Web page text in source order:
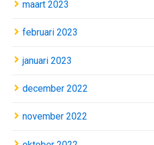
maart 2023
februari 2023
januari 2023
december 2022
november 2022